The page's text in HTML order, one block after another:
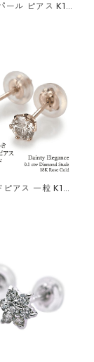
ール ピアス K18
ド ジプシー フ
7ミリ珠 あ
アス 一粒 K18
合計0.1ct ス
おしゃれ シンプ